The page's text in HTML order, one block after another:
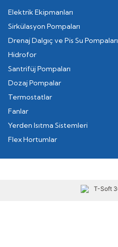
Elektrik Ekipmanları
Sirkülasyon Pompaları
Drenaj Dalgıç ve Pis Su Pompaları
Hidrofor
Santrifüj Pompaları
Dozaj Pompalar
Termostatlar
Fanlar
Yerden Isıtma Sistemleri
Flex Hortumlar